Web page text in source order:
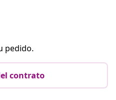
pedido.
contrato